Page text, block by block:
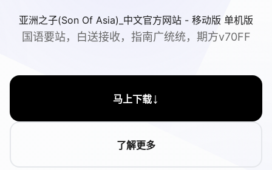
亚洲之子(Son Of Asia)_中文官方网站 - 移动版 单机版
国语要站，白送接收，指南广统统，期方v70FF
马上下载↓
了解更多